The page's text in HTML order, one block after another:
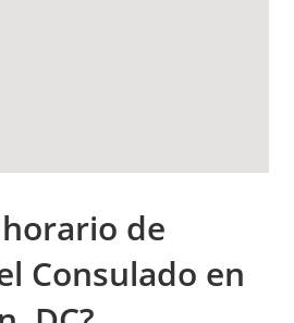
orario de
Consulado en